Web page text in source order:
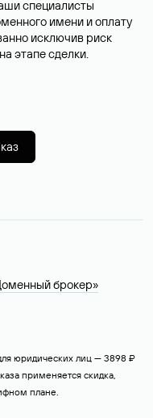
специалисты
имени и оплату
исключив риск
этапе сделки.
брокер»
юридических лиц — 3898 ₽
применяется скидка,
плане.